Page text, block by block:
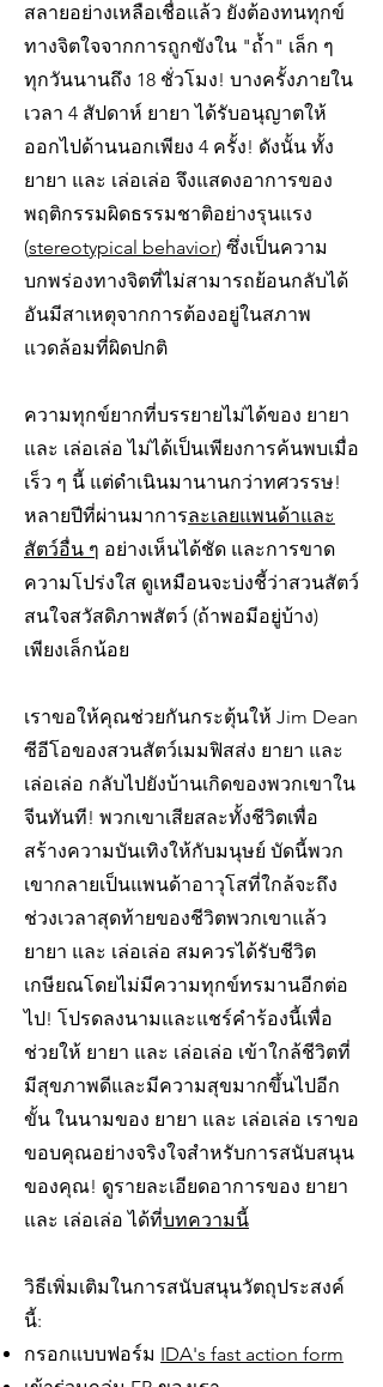
สลายอย่างเหลือเชื่อแล้ว ยังต้องทนทุกข์
ทางจิตใจจากการถูกขังใน "ถ้ำ" เล็ก ๆ
ทุกวันนานถึง 18 ชั่วโมง! บางครั้งภายใน
เวลา 4 สัปดาห์ ยายา ได้รับอนุญาตให้
ออกไปด้านนอกเพียง 4 ครั้ง! ดังนั้น ทั้ง
ยายา และ เล่อเล่อ จึงแสดงอาการของ
พฤติกรรมผิดธรรมชาติอย่างรุนแรง
(stereotypical behavior) ซึ่งเป็นความ
บกพร่องทางจิตที่ไม่สามารถย้อนกลับได้
อันมีสาเหตุจากการต้องอยู่ในสภาพ
แวดล้อมที่ผิดปกติ
ความทุกข์ยากที่บรรยายไม่ได้ของ ยายา
และ เล่อเล่อ ไม่ได้เป็นเพียงการค้นพบเมื่อ
เร็ว ๆ นี้ แต่ดำเนินมานานกว่าทศวรรษ!
หลายปีที่ผ่านมาการละเลยแพนด้าและ
สัตว์อื่น ๆ อย่างเห็นได้ชัด และการขาด
ความโปร่งใส ดูเหมือนจะบ่งชี้ว่าสวนสัตว์
สนใจสวัสดิภาพสัตว์ (ถ้าพอมีอยู่บ้าง)
เพียงเล็กน้อย
เราขอให้คุณช่วยกันกระตุ้นให้ Jim Dean
ซีอีโอของสวนสัตว์เมมฟิสส่ง ยายา และ
เล่อเล่อ กลับไปยังบ้านเกิดของพวกเขาใน
จีนทันที! พวกเขาเสียสละทั้งชีวิตเพื่อ
สร้างความบันเทิงให้กับมนุษย์ บัดนี้พวก
เขากลายเป็นแพนด้าอาวุโสที่ใกล้จะถึง
ช่วงเวลาสุดท้ายของชีวิตพวกเขาแล้ว
ยายา และ เล่อเล่อ สมควรได้รับชีวิต
เกษียณโดยไม่มีความทุกข์ทรมานอีกต่อ
ไป! โปรดลงนามและแชร์คำร้องนี้เพื่อ
ช่วยให้ ยายา และ เล่อเล่อ เข้าใกล้ชีวิตที่
มีสุขภาพดีและมีความสุขมากขึ้นไปอีก
ขั้น ในนามของ ยายา และ เล่อเล่อ เราขอ
ขอบคุณอย่างจริงใจสำหรับการสนับสนุน
ของคุณ! ดูรายละเอียดอาการของ ยายา
และ เล่อเล่อ ได้ที่บทความนี้
วิธีเพิ่มเติมในการสนับสนุนวัตถุประสงค์
นี้:
กรอกแบบฟอร์ม IDA's fast action form